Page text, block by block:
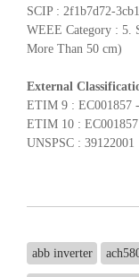
SCIP : 2f1b7d72-
WEEE Category : 5.
More Than 50 cm)
External
ETIM 9 : EC001857
ETIM 10 :
UNSPSC : 39122001
abb inverter